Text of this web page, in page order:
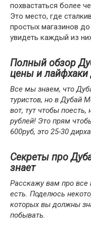
похвастаться более
Это место, где
простых магазинов
увидеть каждый из
Полный обзор
цены и лайфхаки
Все мы знаем, что
туристов, но в Дубай
вот, тут чтобы
рублей! Это прям
600руб, это 25-30
Секреты про
знает
Расскажу вам про все
есть. Поделюсь
которых вы должны
побывать.